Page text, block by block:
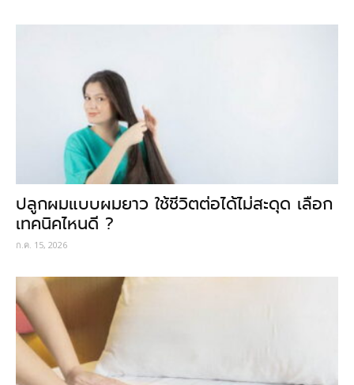
ปลูกผมแบบผมยาว ใช้ชีวิตต่อได้ไม่สะดุด เลือก
เทคนิคไหนดี ?
ก.ค. 15, 2026